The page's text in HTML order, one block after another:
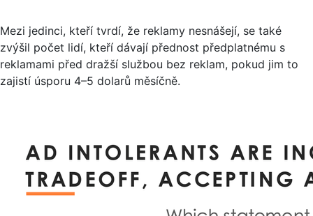
Mezi jedinci, kteří tvrdí, že reklamy nesnášejí, se také
zvýšil počet lidí, kteří dávají přednost předplatnému s
reklamami před dražší službou bez reklam, pokud jim to
zajistí úsporu 4–5 dolarů měsíčně.